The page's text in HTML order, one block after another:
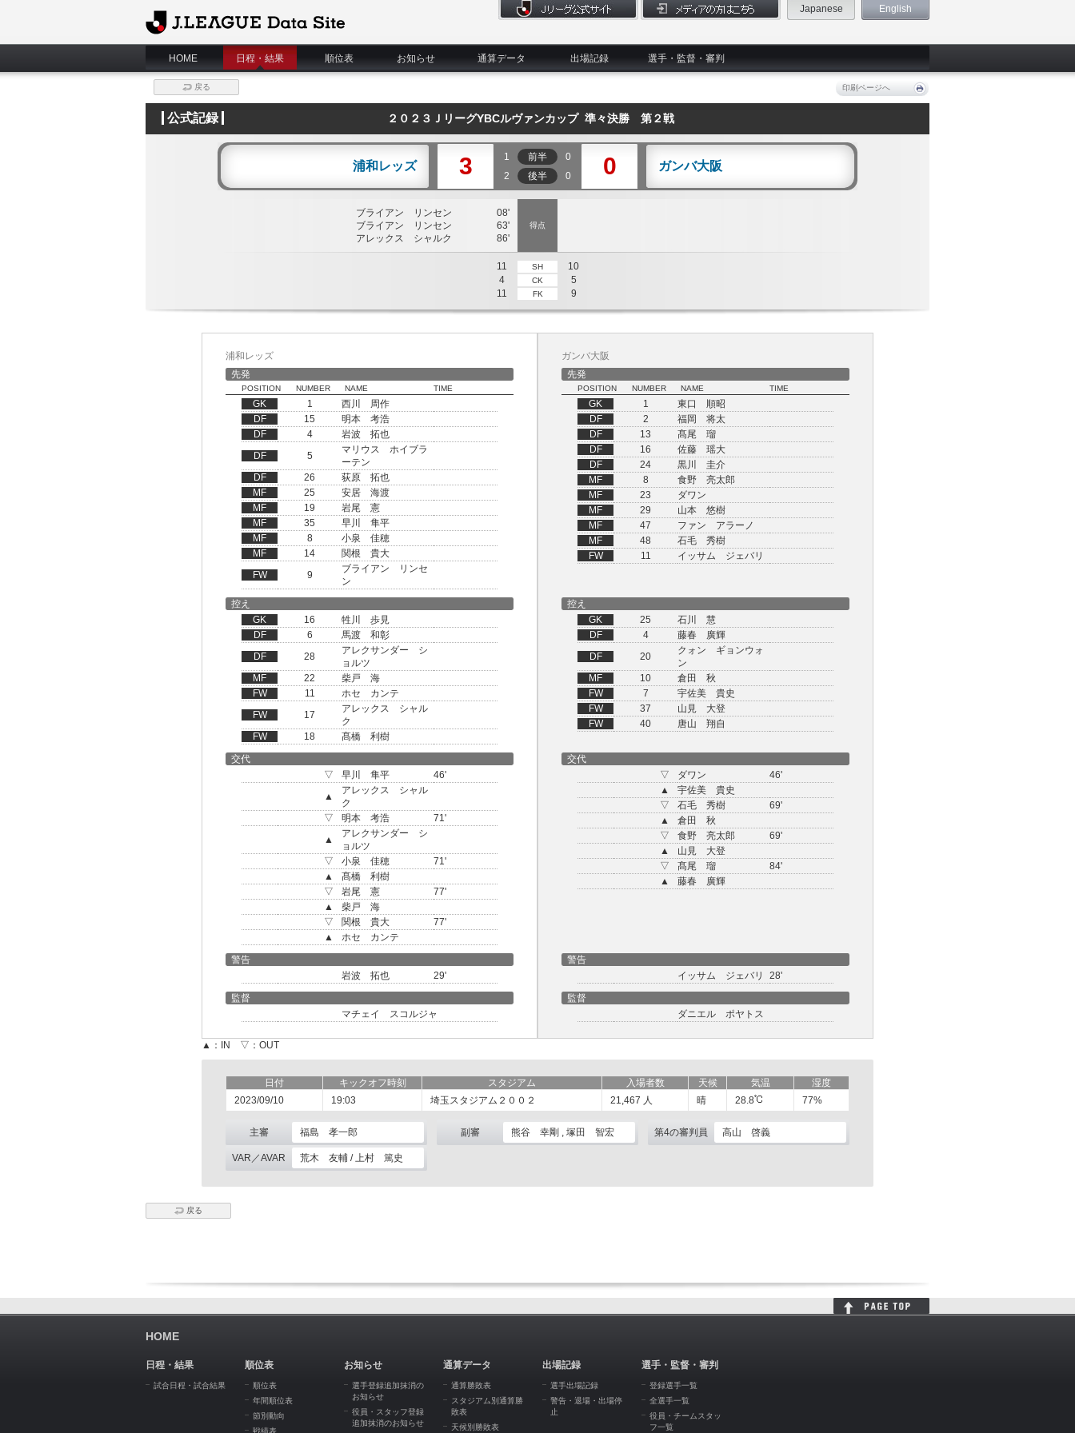
J.League Data Site
Japanese English
HOME 日程・結果 順位表 お知らせ 通算データ 出場記録 選手・監督・審判
戻る 印刷ページへ
公式記録 ２０２３ＪリーグYBCルヴァンカップ 準々決勝 第２戦
浦和レッズ 3 1 前半
0
2
後半 0 0 ガンバ大阪
ブライアン リンセン
08'
ブライアン リンセン
63'
アレックス シャルク
86'
得点
11 SH
10
4
CK
5
11
FK 9
浦和レッズ
先発
POSITION NUMBER NAME TIME
GK 1
西川 周作
DF
15
明本 考浩
DF
4
岩波 拓也
DF
5
マリウス ホイブラ
ーテン
DF
26
荻原 拓也
MF
25
安居 海渡
MF
19
岩尾 憲
MF
35
早川 隼平
MF
8
小泉 佳穂
MF
14
関根 貴大
FW
9
ブライアン リンセ
ン
ガンバ大阪
先発
POSITION NUMBER NAME TIME
GK 1
東口 順昭
DF
2
福岡 将太
DF
13
髙尾 瑠
DF
16
佐藤 瑶大
DF
24
黒川 圭介
MF
8
食野 亮太郎
MF
23
ダワン
MF
29
山本 悠樹
MF
47
ファン アラーノ
MF
48
石毛 秀樹
FW
11 イッサム ジェバリ
控え
GK
16
牲川 歩見
DF
6
馬渡 和彰
DF
28
アレクサンダー シ
ョルツ
MF
22
柴戸 海
FW
11
ホセ カンテ
FW
17
アレックス シャル
ク
FW
18 髙橋 利樹
控え
GK
25
石川 慧
DF
4
藤春 廣輝
DF
20
クォン ギョンウォ
ン
MF
10
倉田 秋
FW
7
宇佐美 貴史
FW
37
山見 大登
FW
40 唐山 翔自
交代
▽
早川 隼平
46'
▲
アレックス シャル
ク
▽
明本 考浩
71'
▲
アレクサンダー シ
ョルツ
▽
小泉 佳穂
71'
▲
髙橋 利樹
▽
岩尾 憲
77'
▲
柴戸 海
▽
関根 貴大
77'
▲
ホセ カンテ
交代
▽
ダワン
46'
▲
宇佐美 貴史
▽
石毛 秀樹
69'
▲
倉田 秋
▽
食野 亮太郎
69'
▲
山見 大登
▽
髙尾 瑠
84'
▲
藤春 廣輝
警告
岩波 拓也
29'
警告
イッサム ジェバリ
28'
監督
マチェイ スコルジャ
監督
ダニエル ポヤトス
▲：IN ▽：OUT
日付 キックオフ時刻 スタジアム 入場者数 天候 気温
湿度
2023/09/10
19:03 埼玉スタジアム２００２ 21,467 人 晴 28.8 77%
主審 福島 孝一郎 副審 熊谷 幸剛 , 塚田 智宏 第4の審判員 高山 啓義
VAR／AVAR 荒木 友輔 / 上村 篤史
戻る
HOME
日程・結果
試合日程・試合結果
順位表
順位表
年間順位表
節別動向
戦績表
お知らせ
選手登録追加抹消の
お知らせ
役員・スタッフ登録
追加抹消のお知らせ
通算データ
通算勝敗表
スタジアム別通算勝
敗表
天候別勝敗表
出場記録
選手出場記録
警告・退場・出場停
止
選手・監督・審判
登録選手一覧
全選手一覧
役員・チームスタッ
フ一覧